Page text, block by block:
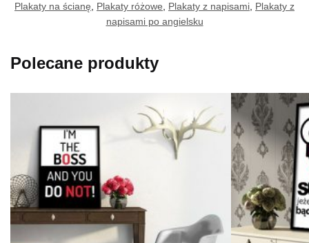
Plakaty na ścianę, Plakaty różowe, Plakaty z napisami, Plakaty z
napisami po angielsku
Polecane produkty